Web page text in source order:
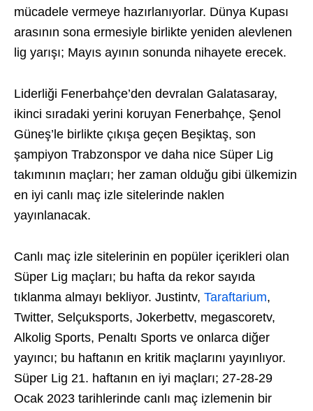
mücadele vermeye hazırlanıyorlar. Dünya Kupası
arasının sona ermesiyle birlikte yeniden alevlenen
lig yarışı; Mayıs ayının sonunda nihayete erecek.
Liderliği Fenerbahçe’den devralan Galatasaray,
ikinci sıradaki yerini koruyan Fenerbahçe, Şenol
Güneş’le birlikte çıkışa geçen Beşiktaş, son
şampiyon Trabzonspor ve daha nice Süper Lig
takımının maçları; her zaman olduğu gibi ülkemizin
en iyi canlı maç izle sitelerinde naklen
yayınlanacak.
Canlı maç izle sitelerinin en popüler içerikleri olan
Süper Lig maçları; bu hafta da rekor sayıda
tıklanma almayı bekliyor. Justintv, Taraftarium,
Twitter, Selçuksports, Jokerbettv, megascoretv,
Alkolig Sports, Penaltı Sports ve onlarca diğer
yayıncı; bu haftanın en kritik maçlarını yayınlıyor.
Süper Lig 21. haftanın en iyi maçları; 27-28-29
Ocak 2023 tarihlerinde canlı maç izlemenin bir